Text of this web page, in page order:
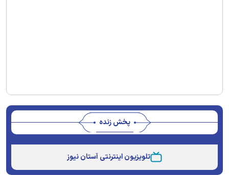
پخش زنده
window.
The media could not be loaded, either because the
server or network failed or because the format is not
تلویزیون اینترنتی آستان نیوز